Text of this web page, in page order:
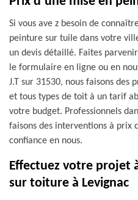
Si vous ave z besoin de
peinture sur tuile dans votre
un devis détaillé. Faites
le formulaire en ligne ou en
J.T sur 31530, nous faisons
et tous types de toit à un tarif
votre budget. Professionnels
faisons des interventions à prix
confiance en nous.
Effectuez votre projet
sur toiture à Levignac